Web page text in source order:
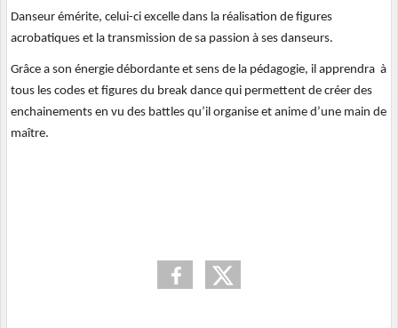
Danseur émérite, celui-ci excelle dans la réalisation de figures
acrobatiques et la transmission de sa passion à ses danseurs.
Grâce a son énergie débordante et sens de la pédagogie, il apprendra à
tous les codes et figures du break dance qui permettent de créer des
enchainements en vu des battles qu’il organise et anime d’une main de
maître.